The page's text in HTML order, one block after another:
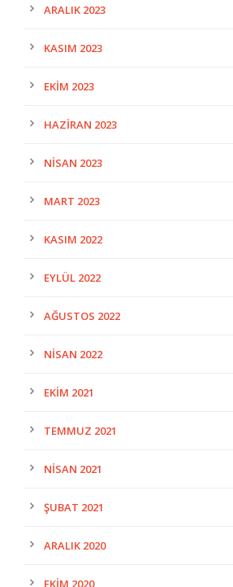
ARALIK 2023
KASIM 2023
EKIM 2023
HAZIRAN 2023
NISAN 2023
MART 2023
KASIM 2022
EYLÜL 2022
AĞUSTOS 2022
NISAN 2022
EKIM 2021
TEMMUZ 2021
NISAN 2021
ŞUBAT 2021
ARALIK 2020
EKIM 2020